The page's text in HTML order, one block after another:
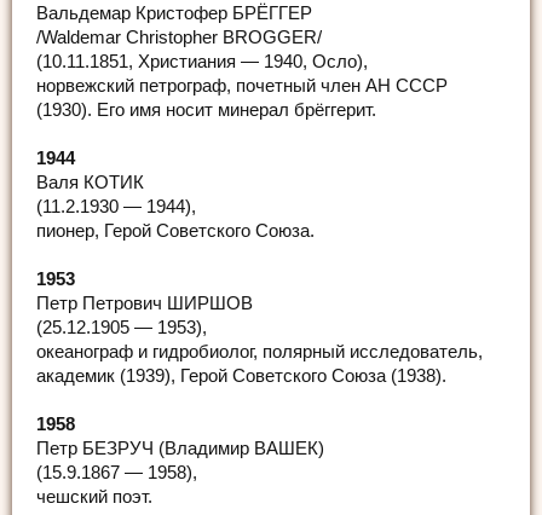
Вальдемар Кристофер БРЁГГЕР
/Waldemar Christopher BROGGER/
(10.11.1851, Христиания — 1940, Осло),
норвежский петрограф, почетный член АН СССР
(1930). Его имя носит минерал брёггерит.
1944
Валя КОТИК
(11.2.1930 — 1944),
пионер, Герой Советского Союза.
1953
Петр Петрович ШИРШОВ
(25.12.1905 — 1953),
океанограф и гидробиолог, полярный исследователь,
академик (1939), Герой Советского Союза (1938).
1958
Петр БЕЗРУЧ (Владимир ВАШЕК)
(15.9.1867 — 1958),
чешский поэт.